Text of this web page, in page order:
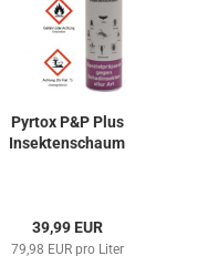
Pyrtox P&P Plus
Insektenschaum
39,99 EUR
79,98 EUR pro Liter